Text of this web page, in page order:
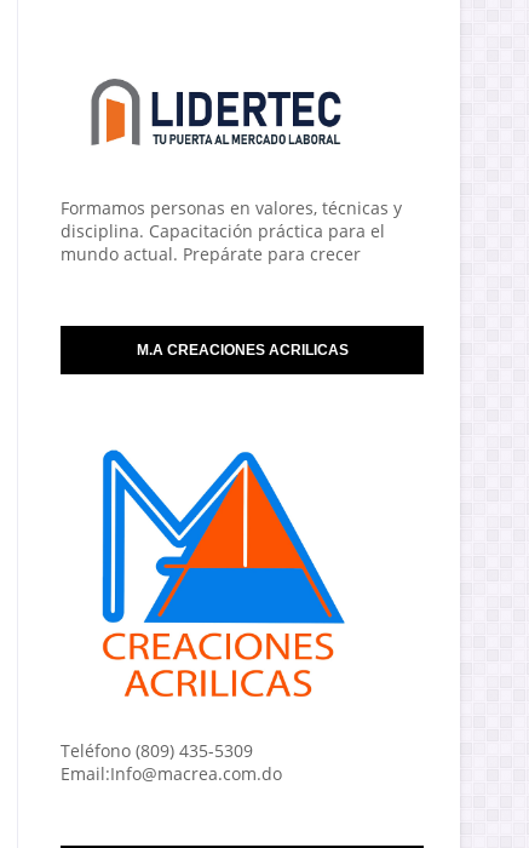
Formamos personas en valores, técnicas y
disciplina. Capacitación práctica para el
mundo actual. Prepárate para crecer
M.A CREACIONES ACRILICAS
Teléfono (809) 435-5309
Email:Info@macrea.com.do